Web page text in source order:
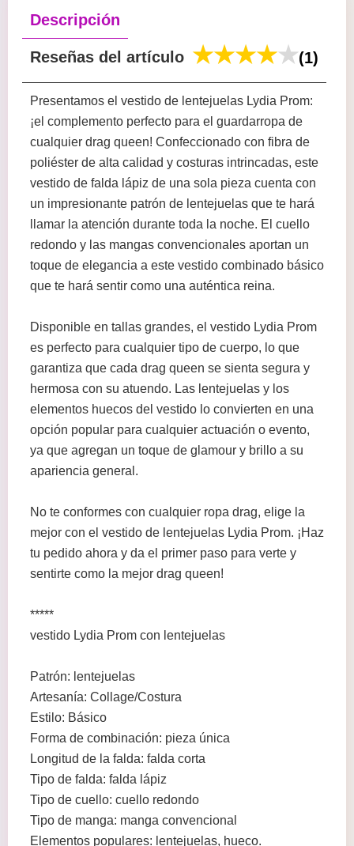
Descripción
Reseñas del artículo (1)
Presentamos el vestido de lentejuelas Lydia Prom:
¡el complemento perfecto para el guardarropa de
cualquier drag queen! Confeccionado con fibra de
poliéster de alta calidad y costuras intrincadas, este
vestido de falda lápiz de una sola pieza cuenta con
un impresionante patrón de lentejuelas que te hará
llamar la atención durante toda la noche. El cuello
redondo y las mangas convencionales aportan un
toque de elegancia a este vestido combinado básico
que te hará sentir como una auténtica reina.
Disponible en tallas grandes, el vestido Lydia Prom
es perfecto para cualquier tipo de cuerpo, lo que
garantiza que cada drag queen se sienta segura y
hermosa con su atuendo. Las lentejuelas y los
elementos huecos del vestido lo convierten en una
opción popular para cualquier actuación o evento,
ya que agregan un toque de glamour y brillo a su
apariencia general.
No te conformes con cualquier ropa drag, elige la
mejor con el vestido de lentejuelas Lydia Prom. ¡Haz
tu pedido ahora y da el primer paso para verte y
sentirte como la mejor drag queen!
*****
vestido Lydia Prom con lentejuelas
Patrón: lentejuelas
Artesanía: Collage/Costura
Estilo: Básico
Forma de combinación: pieza única
Longitud de la falda: falda corta
Tipo de falda: falda lápiz
Tipo de cuello: cuello redondo
Tipo de manga: manga convencional
Elementos populares: lentejuelas, hueco.